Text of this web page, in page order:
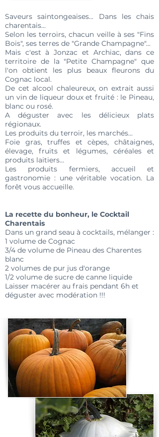
Saveurs saintongeaises... Dans les chais
charentais...
Selon les terroirs, chacun veille à ses "Fins
Bois", ses terres de "Grande Champagne"...
Mais c'est à Jonzac et Archiac, dans ce
territoire de la "Petite Champagne" que
l'on obtient les plus beaux fleurons du
Cognac local.
De cet alcool chaleureux, on extrait aussi
un vin de liqueur doux et fruité : le Pineau,
blanc ou rosé.
A déguster avec les délicieux plats
régionaux.
Les produits du terroir, les marchés...
Foie gras, truffes et cèpes, châtaignes,
élevage, fruits et légumes, céréales et
produits laitiers...
Les produits fermiers, accueil et
gastronomie : une véritable vocation. La
forêt vous accueille.
La recette du bonheur, le Cocktail
Charentais
Dans un grand seau à cocktails, mélanger :
1 volume de Cognac
3/4 de volume de Pineau des Charentes
blanc
2 volumes de pur jus d'orange
1/2 volume de sucre de canne liquide
Laisser macérer au frais pendant 6h et
déguster avec modération !!!